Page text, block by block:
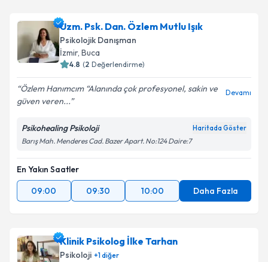
Uzm. Psk. Dan. Özlem Mutlu Işık
Psikolojik Danışman
İzmir, Buca
4.8 (2 Değerlendirme)
Özlem Hanımcım “Alanında çok profesyonel, sakin ve
güven veren...
Devamı
Psikohealing Psikoloji Haritada Göster
Barış Mah. Menderes Cad. Bazer Apart. No:124 Daire:7
En Yakın Saatler
09:00
09:30 10:00 Daha Fazla
Klinik Psikolog İlke Tarhan
Psikoloji +1diğer